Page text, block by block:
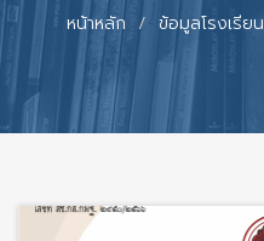
หน้าหลัก ข้อมูลโรงเรียน